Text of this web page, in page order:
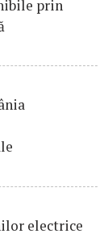
prin
electrice